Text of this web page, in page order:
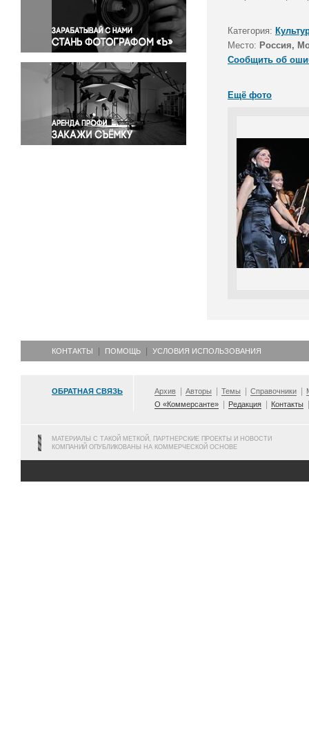
Правосудие
Происшествия и конфликты
Религия
Светская жизнь
Спорт
Экология
Экономика и бизнес
Категория:
Место: Россия,
Сообщить об
Ещё фото
КОНТАКТЫ ПОМОЩЬ УСЛОВИЯ ИСПОЛЬЗОВАНИЯ
ОБРАТНАЯ СВЯЗЬ Архив Авторы Темы Справочники
О «Коммерсанте»
Редакция Контакты
МАТЕРИАЛЫ С ТАКОЙ МЕТКОЙ, ПАРТНЕРСКИЕ ПРОЕКТЫ И НОВОСТИ
КОМПАНИЙ ОПУБЛИКОВАНЫ НА КОММЕРЧЕСКОЙ ОСНОВЕ